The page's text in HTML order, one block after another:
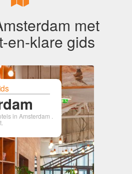
met
en-klare gids
in Amsterdam .